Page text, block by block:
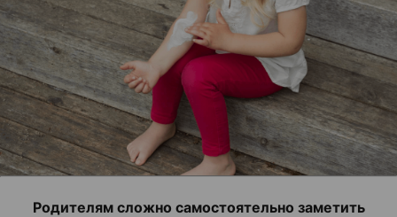
Родителям сложно самостоятельно заметить